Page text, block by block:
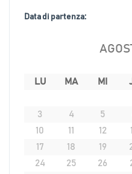
Data di partenza:
LU MA MI
3
4 5
10
11 12
17
18 19
24
25 26